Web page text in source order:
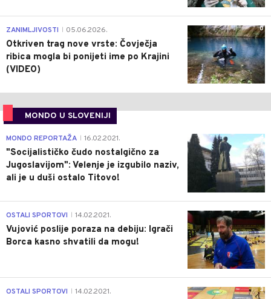
0
ZANIMLJIVOSTI 05.06.2026.
Otkriven trag nove vrste: Čovječja
ribica mogla bi ponijeti ime po Krajini
(VIDEO)
MONDO U SLOVENIJI
4
MONDO REPORTAŽA 16.02.2021.
"Socijalističko čudo nostalgično za
Jugoslavijom": Velenje je izgubilo naziv,
ali je u duši ostalo Titovo!
1
OSTALI SPORTOVI 14.02.2021.
Vujović poslije poraza na debiju: Igrači
Borca kasno shvatili da mogu!
3
OSTALI SPORTOVI 14.02.2021.